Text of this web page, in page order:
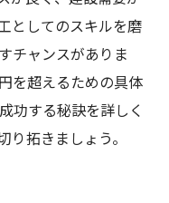
としてのスキルを磨
チャンスがありま
を超えるための具体
功する秘訣を詳しく
拓きましょう。